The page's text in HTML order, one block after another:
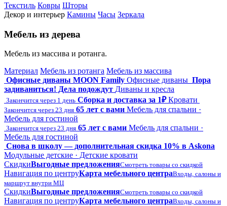
Текстиль Ковры Шторы
Декор и интерьер Камины Часы Зеркала
Мебель из дерева
Мебель из массива и ротанга.
Материал Мебель из ротанга Мебель из массива
Офисные диваны MOON Family Офисные диваны Пора
задиваниться! Дела подождут Диваны и кресла
Закончится через 1 день Сборка и доставка за 1₽ Кровати
Закончится через 23 дня 65 лет с вами Мебель для спальни ·
Мебель для гостиной
Закончится через 23 дня 65 лет с вами Мебель для спальни ·
Мебель для гостиной
Снова в школу — дополнительная скидка 10% в Askona
Модульные детские · Детские кровати
СкидкиВыгодные предложенияСмотреть товары со скидкой
Навигация по центруКарта мебельного центраВходы, салоны и
маршрут внутри МЦ
СкидкиВыгодные предложенияСмотреть товары со скидкой
Навигация по центруКарта мебельного центраВходы, салоны и